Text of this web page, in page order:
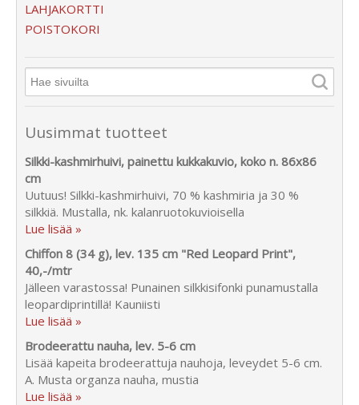
LAHJAKORTTI
POISTOKORI
Uusimmat tuotteet
Silkki-kashmirhuivi, painettu kukkakuvio, koko n. 86x86
cm
Uutuus! Silkki-kashmirhuivi, 70 % kashmiria ja 30 %
silkkiä. Mustalla, nk. kalanruotokuvioisella
Lue lisää »
Chiffon 8 (34 g), lev. 135 cm "Red Leopard Print",
40,-/mtr
Jälleen varastossa! Punainen silkkisifonki punamustalla
leopardiprintillä! Kauniisti
Lue lisää »
Brodeerattu nauha, lev. 5-6 cm
Lisää kapeita brodeerattuja nauhoja, leveydet 5-6 cm.
A. Musta organza nauha, mustia
Lue lisää »